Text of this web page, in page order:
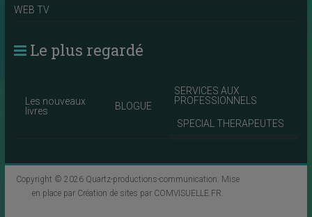
WEB TV
Le plus regardé
Les nouveaux
livres
BLOGUE
SERVICES AUX
PROFESSIONNELS
SPECIAL THERAPEUTES
Copyright © 2026 Quartz-productions-communication. Mise
en place par Création de sites par COMVISUELLE.FR.